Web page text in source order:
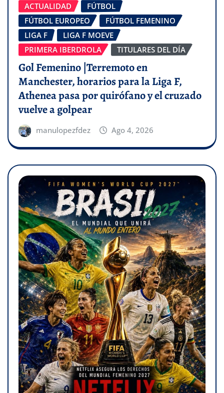
ACTUALIDAD
FÚTBOL
FÚTBOL EUROPEO
FÚTBOL FEMENINO
LIGA F
LIGA F MOEVE
PRIMERA IBERDROLA
TITULARES DEL DÍA
Gol Femenino |Terremoto en
Manchester, horarios para la Liga F,
Athenea pasa por quirófano y el cruzado
vuelve a golpear
manulopezfdez Ago 4, 2026